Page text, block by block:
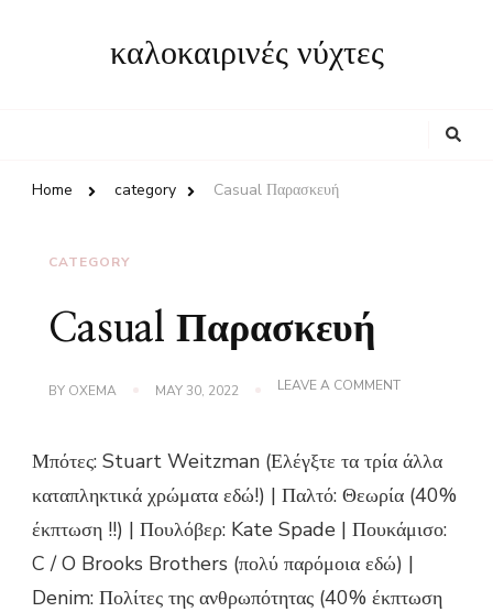
καλοκαιρινές νύχτες
Home category Casual Παρασκευή
CATEGORY
Casual Παρασκευή
BY OXEMA MAY 30, 2022 LEAVE A COMMENTON
Μπότες: Stuart Weitzman (Ελέγξτε τα τρία άλλα
καταπληκτικά χρώματα εδώ!) | Παλτό: Θεωρία (40%
έκπτωση !!) | Πουλόβερ: Kate Spade | Πουκάμισο:
C / O Brooks Brothers (πολύ παρόμοια εδώ) |
Denim: Πολίτες της ανθρωπότητας (40% έκπτωση